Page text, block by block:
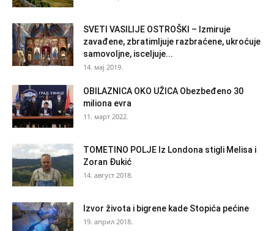
SVETI VASILIJE OSTROŠKI – Izmiruje
zavađene, zbratimljuje razbraćene, ukroćuje
samovoljne, isceljuje...
14. мај 2019.
OBILAZNICA OKO UŽICA Obezbeđeno 30
miliona evra
11. март 2022.
TOMETINO POLJE Iz Londona stigli Melisa i
Zoran Đukić
14. август 2018.
Izvor života i bigrene kade Stopića pećine
19. април 2018.